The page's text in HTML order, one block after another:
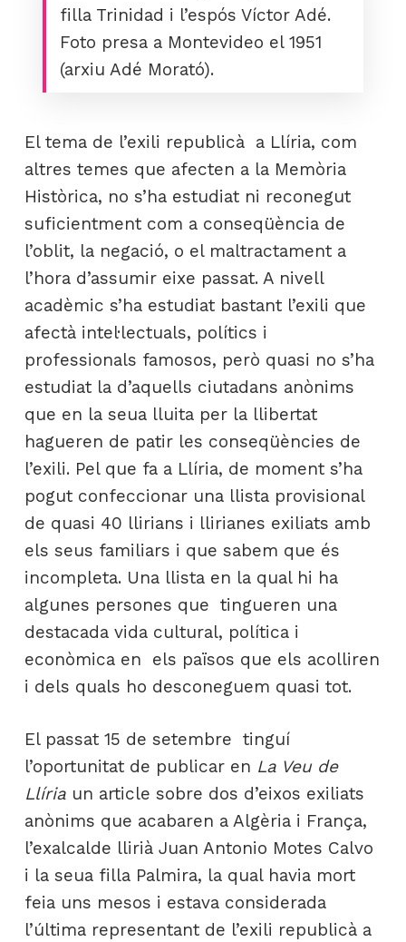
filla Trinidad i l’espós Víctor Adé.
Foto presa a Montevideo el 1951
(arxiu Adé Morató).
El tema de l’exili republicà a Llíria, com
altres temes que afecten a la Memòria
Històrica, no s’ha estudiat ni reconegut
suficientment com a conseqüència de
l’oblit, la negació, o el maltractament a
l’hora d’assumir eixe passat. A nivell
acadèmic s’ha estudiat bastant l’exili que
afectà intel·lectuals, polítics i
professionals famosos, però quasi no s’ha
estudiat la d’aquells ciutadans anònims
que en la seua lluita per la llibertat
hagueren de patir les conseqüències de
l’exili. Pel que fa a Llíria, de moment s’ha
pogut confeccionar una llista provisional
de quasi 40 llirians i llirianes exiliats amb
els seus familiars i que sabem que és
incompleta. Una llista en la qual hi ha
algunes persones que tingueren una
destacada vida cultural, política i
econòmica en els països que els acolliren
i dels quals ho desconeguem quasi tot.
El passat 15 de setembre tinguí
l’oportunitat de publicar en La Veu de
Llíriaun article sobre dos d’eixos exiliats
anònims que acabaren a Algèria i França,
l’exalcalde llirià Juan Antonio Motes Calvo
i la seua filla Palmira, la qual havia mort
feia uns mesos i estava considerada
l’última representant de l’exili republicà a